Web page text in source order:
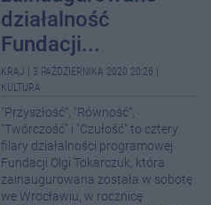
działalność
Fundacji...
KRAJ 3 PAŹDZIERNIKA 2020 20:26
KULTURA
"Przyszłość", "Równość",
"Twórczość" i "Czułość" to cztery
filary działalności programowej
Fundacji Olgi Tokarczuk, która
zainaugurowana została w sobotę
we Wrocławiu, w rocznicę